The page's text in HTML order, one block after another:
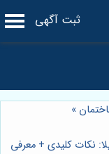
ثبت آگهی
»
نکات کلیدی + معرفی